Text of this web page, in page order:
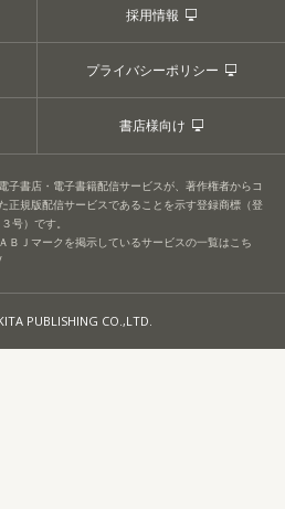
採用情報
プライバシーポリシー
書店様向け
子書店・電子書籍配信サービスが、著作権者からコ
正規版配信サービスであることを示す登録商標（登
号）です。
ＢＪマークを掲示しているサービスの一覧はこち
PUBLISHING CO.,LTD.